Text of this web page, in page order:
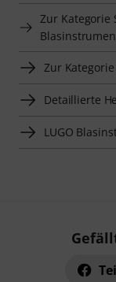
Zur Kategorie
Zur
Detaillierte
LUGO